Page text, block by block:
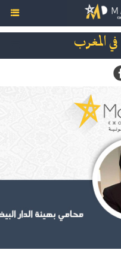
المغرب